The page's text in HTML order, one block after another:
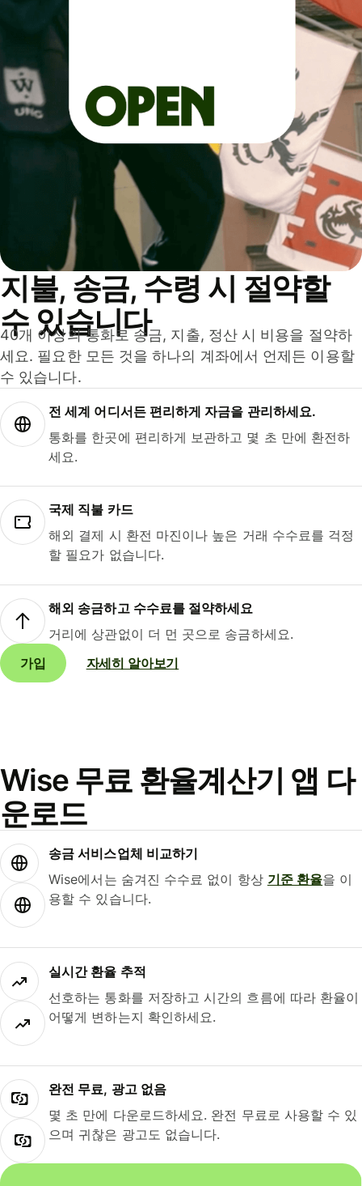
지불, 송금, 수령 시 절약할
수 있습니다
40개 이상의 통화로 송금, 지출, 정산 시 비용을 절약하
세요. 필요한 모든 것을 하나의 계좌에서 언제든 이용할
수 있습니다.
전 세계 어디서든 편리하게 자금을 관리하세요.
통화를 한곳에 편리하게 보관하고 몇 초 만에 환전하
세요.
국제 직불 카드
해외 결제 시 환전 마진이나 높은 거래 수수료를 걱정
할 필요가 없습니다.
해외 송금하고 수수료를 절약하세요
거리에 상관없이 더 먼 곳으로 송금하세요.
가입
자세히 알아보기
Wise 무료 환율계산기 앱 다
운로드
송금 서비스업체 비교하기
Wise에서는 숨겨진 수수료 없이 항상 기준 환율을 이
용할 수 있습니다.
실시간 환율 추적
선호하는 통화를 저장하고 시간의 흐름에 따라 환율이
어떻게 변하는지 확인하세요.
완전 무료, 광고 없음
몇 초 만에 다운로드하세요. 완전 무료로 사용할 수 있
으며 귀찮은 광고도 없습니다.